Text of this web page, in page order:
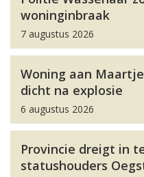
woninginbraak
7 augustus 2026
Woning aan
dicht na explosie
6 augustus 2026
Provincie dreigt in
statushouders